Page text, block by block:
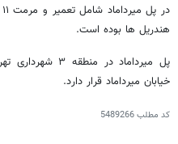
در پل میرداماد شامل تعمیر و مرمت ۱۱ درز انبساط، لوله‌های
هندریل ها بوده است.
پل میرداماد در
خیابان میرداماد قرار دارد.
کد مطلب5489266